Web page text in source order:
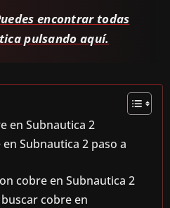
encontrar todas
pulsando aquí.
en Subnautica 2
Subnautica 2 paso a
cobre en Subnautica 2
cobre en